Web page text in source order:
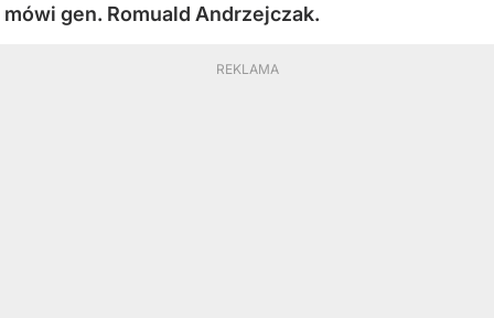
mówi gen. Romuald Andrzejczak.